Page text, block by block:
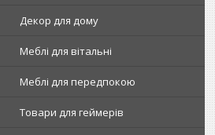
Декор для дому
Меблі для вітальні
Меблі для передпокою
Товари для геймерів